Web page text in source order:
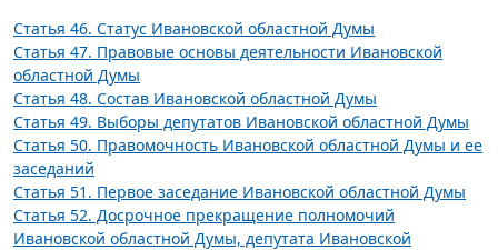
Статья 46. Статус Ивановской областной Думы
Статья 47. Правовые основы деятельности Ивановской
областной Думы
Статья 48. Состав Ивановской областной Думы
Статья 49. Выборы депутатов Ивановской областной Думы
Статья 50. Правомочность Ивановской областной Думы и ее
заседаний
Статья 51. Первое заседание Ивановской областной Думы
Статья 52. Досрочное прекращение полномочий
Ивановской областной Думы, депутата Ивановской